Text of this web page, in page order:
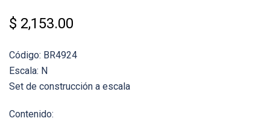
$ 2,153.00
Código: BR4924
Escala: N
Set de construcción a escala
Contenido: